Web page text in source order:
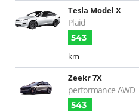
Tesla Model X
Plaid
543
km
Zeekr 7X
performance AWD
543